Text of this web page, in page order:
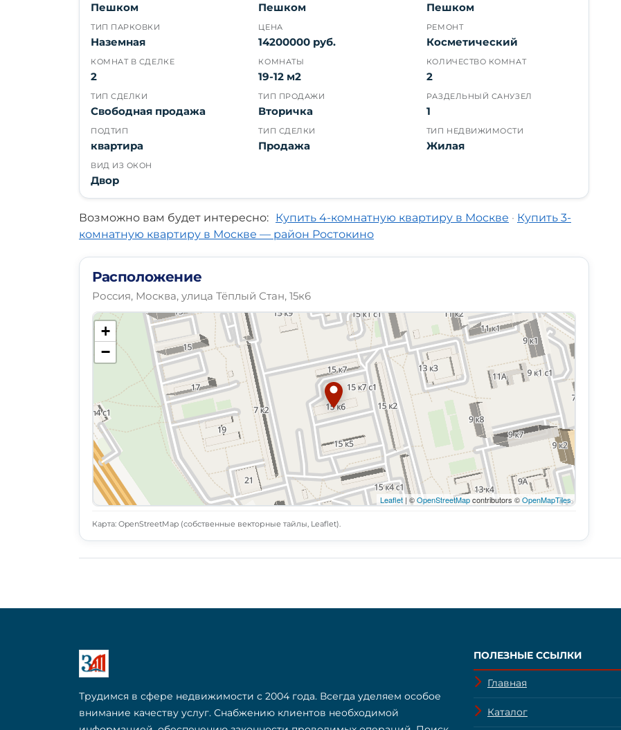
Пешком Пешком Пешком
ТИП ПАРКОВКИ
Наземная
ЦЕНА
14200000 руб.
РЕМОНТ
Косметический
КОМНАТ В СДЕЛКЕ
2
КОМНАТЫ
19-12 м2
КОЛИЧЕСТВО КОМНАТ
2
ТИП СДЕЛКИ
Свободная продажа
ТИП ПРОДАЖИ
Вторичка
РАЗДЕЛЬНЫЙ САНУЗЕЛ
1
ПОДТИП
квартира
ТИП СДЕЛКИ
Продажа
ТИП НЕДВИЖИМОСТИ
Жилая
ВИД ИЗ ОКОН
Двор
Возможно вам будет интересно: Купить 4-комнатную квартиру в Москве · Купить 3-
комнатную квартиру в Москве — район Ростокино
Расположение
Россия, Москва, улица Тёплый Стан, 15к6
+
−
Leaflet | ©OpenStreetMapcontributors ©OpenMapTiles
Карта: OpenStreetMap (собственные векторные тайлы, Leaflet).
Трудимся в сфере недвижимости с 2004 года. Всегда уделяем особое
внимание качеству услуг. Снабжению клиентов необходимой
ПОЛЕЗНЫЕ ССЫЛКИ
Главная
Каталог